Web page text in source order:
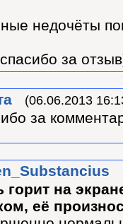
недочёты
за
(06.06.2013
за
горит на
её